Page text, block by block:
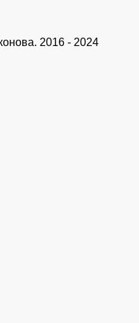
2016 - 2024